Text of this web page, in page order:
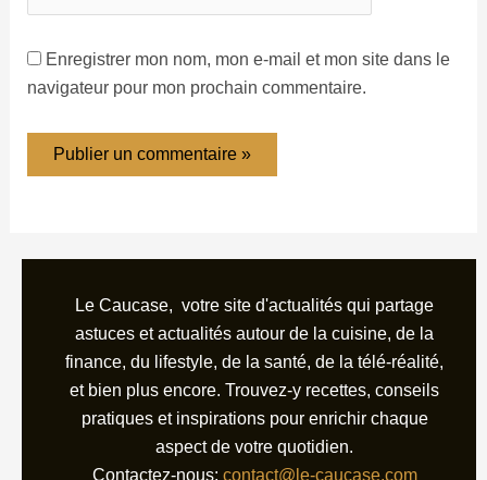
Enregistrer mon nom, mon e-mail et mon site dans le
navigateur pour mon prochain commentaire.
Le Caucase, votre site d'actualités qui partage
astuces et actualités autour de la cuisine, de la
finance, du lifestyle, de la santé, de la télé-réalité,
et bien plus encore. Trouvez-y recettes, conseils
pratiques et inspirations pour enrichir chaque
aspect de votre quotidien.
Contactez-nous: contact@le-caucase.com